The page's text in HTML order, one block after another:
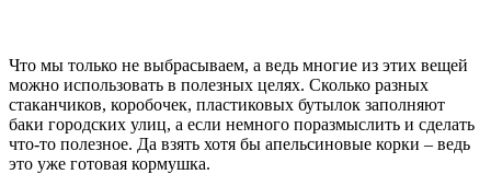
Что мы только не выбрасываем, а ведь многие из этих вещей
можно использовать в полезных целях. Сколько разных
стаканчиков, коробочек, пластиковых бутылок заполняют
баки городских улиц, а если немного поразмыслить и сделать
что-то полезное. Да взять хотя бы апельсиновые корки – ведь
это уже готовая кормушка.